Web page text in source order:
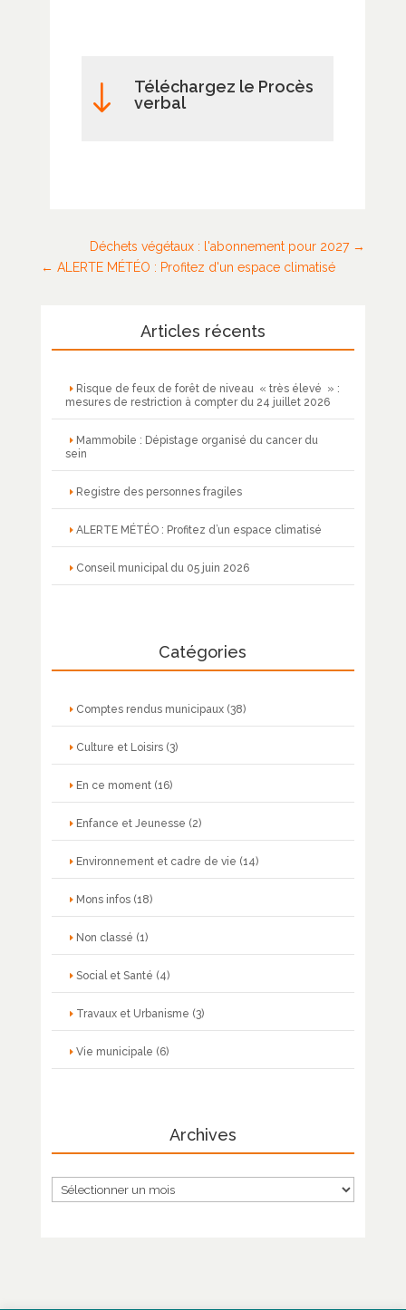
"
Téléchargez le Procès
verbal
Déchets végétaux : l'abonnement pour 2027
ALERTE MÉTÉO : Profitez d'un espace climatisé
Articles récents
Risque de feux de forêt de niveau « très élevé » :
mesures de restriction à compter du 24 juillet 2026
Mammobile : Dépistage organisé du cancer du
sein
Registre des personnes fragiles
ALERTE MÉTÉO : Profitez d’un espace climatisé
Conseil municipal du 05 juin 2026
Catégories
Comptes rendus municipaux(38)
Culture et Loisirs(3)
En ce moment(16)
Enfance et Jeunesse (2)
Environnement et cadre de vie (14)
Mons infos(18)
Non classé (1)
Social et Santé (4)
Travaux et Urbanisme (3)
Vie municipale (6)
Archives
Archives